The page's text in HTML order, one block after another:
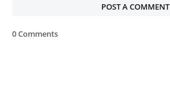
POST A COMMENT
0 Comments